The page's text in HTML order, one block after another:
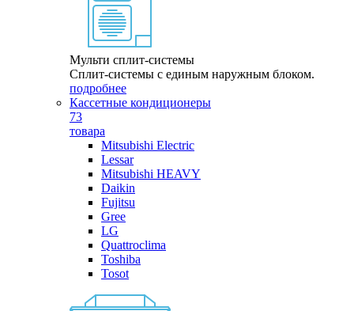
Мульти сплит-системы
Сплит-системы с единым наружным блоком.
подробнее
Кассетные кондиционеры
73
товара
Mitsubishi Electric
Lessar
Mitsubishi HEAVY
Daikin
Fujitsu
Gree
LG
Quattroclima
Toshiba
Tosot